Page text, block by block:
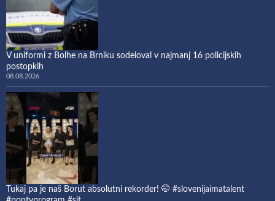
V uniformi z Bolhe na Brniku sodeloval v najmanj 16 policijskih
postopkih
08.08.2026
Tukaj pa je naš Borut absolutni rekorder! 🤭 #slovenijaimatalent